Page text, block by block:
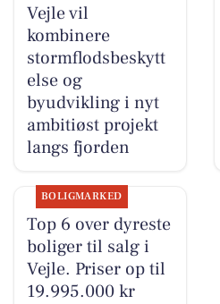
Vejle vil
kombinere
stormflodsbeskytt
else og
byudvikling i nyt
ambitiøst projekt
langs fjorden
BOLIGMARKED
Top 6 over dyreste
boliger til salg i
Vejle. Priser op til
19.995.000 kr